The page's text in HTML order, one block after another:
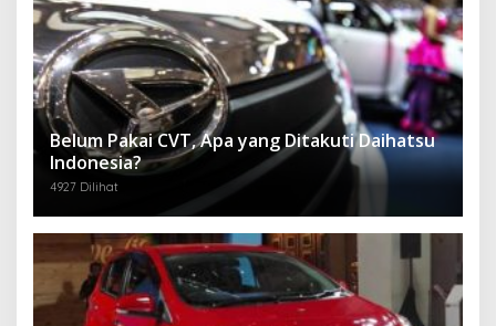
Belum Pakai CVT, Apa yang Ditakuti Daihatsu
Indonesia?
4927 Dilihat